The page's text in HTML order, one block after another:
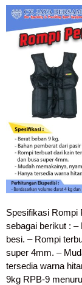
Spesifikasi Rompi
sebagai berikut : –
besi. – Rompi
super 4mm. –
tersedia warna
9kg RPB-9